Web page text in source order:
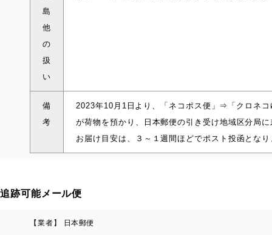
島
他
の
扱
い
備
考
2023年10月1日より、「ネコポス便」⇒「クロネ
が荷物を預かり、日本郵便の引き受け地域区分局
お届け目安は、３～１週間ほどでポスト投函とな
追跡可能メール便
【業者】 日本郵便